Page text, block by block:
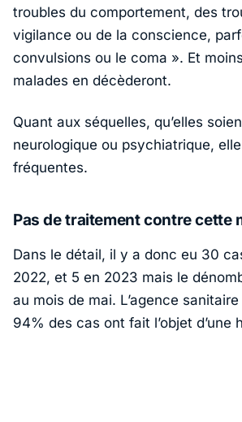
troubles du comportement, des
vigilance ou de la conscience,
convulsions ou le coma ». Et
malades en décèderont.
Quant aux séquelles, qu’elles
neurologique ou psychiatrique,
fréquentes.
Pas de traitement contre cette
Dans le détail, il y a donc eu 30
2022, et 5 en 2023 mais le
au mois de mai. L’agence
94% des cas ont fait l’objet d’une